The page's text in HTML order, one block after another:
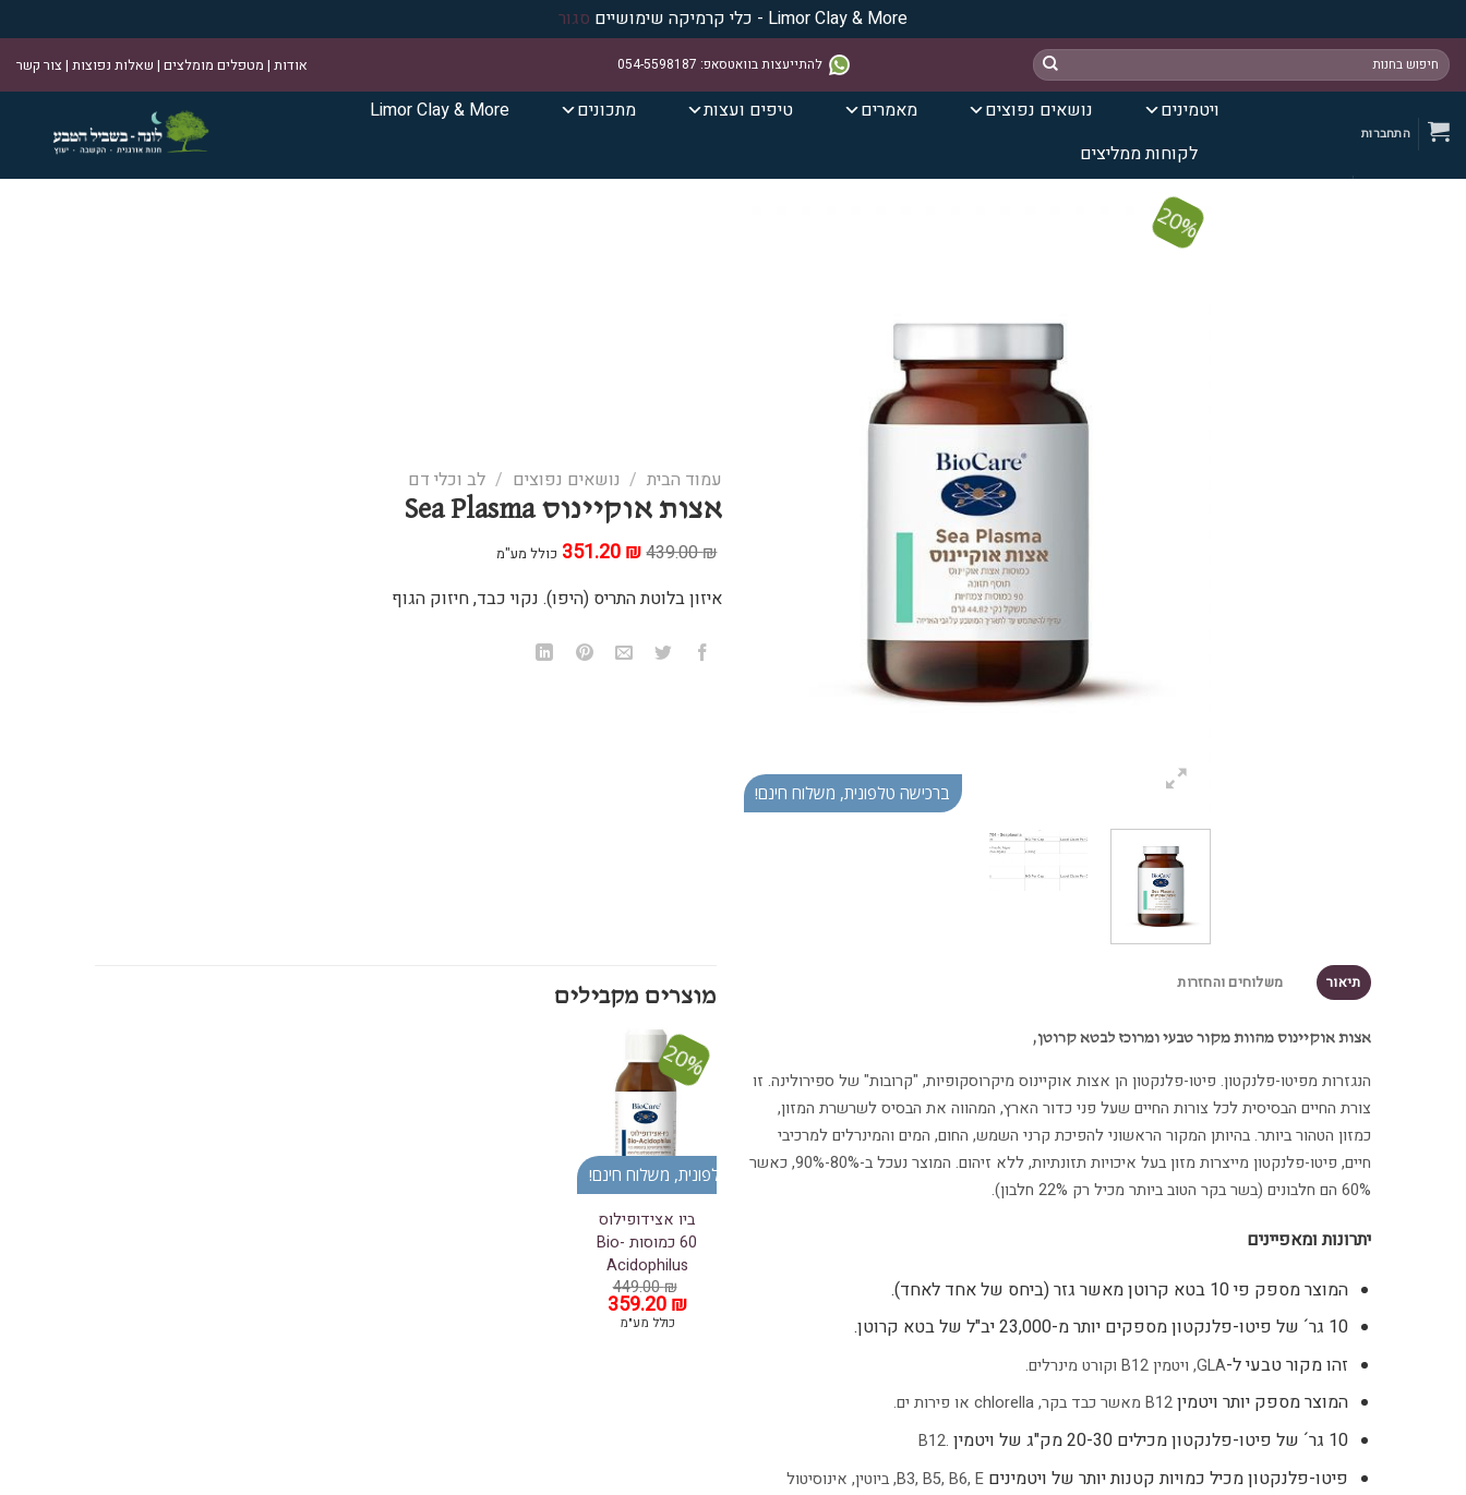
Limor Clay & More - כלי קרמיקה שימושיים
סגור
Skip
חיפוש
עבור:
להתייעצות בוואטסאפ:
054-5598187 אודות | מטפלים מומלצים | שאלות נפוצות | צור קשר
התחברות
ויטמינים נושאים נפוצים מאמרים טיפים ועצות מתכונים
Limor Clay & More
לקוחות ממליצים
20%
ברכישה טלפונית, משלוח חינם!
עמוד הבית / נושאים נפוצים / לב וכלי דם
אצות אוקיינוס Sea Plasma
439.00₪ המחיר
439.00 ₪.
351.20₪ המחיר
הוא:
351.20 ₪.
כולל מע"מ
איזון בלוטת התריס (היפו). נקוי כבד, חיזוק הגוף
תיאור משלוחים והחזרות
אצות אוקיינוס מהוות מקור טבעי ומרוכז לבטא קרוטן,
הנגזרות מפיטו-פלנקטון. פיטו-פלנקטון הן אצות אוקיינוס מיקרוסקופיות, "קרובות" של ספירולינה. זו
צורת החיים הבסיסית לכל צורות החיים שעל פני כדור הארץ, המהווה את הבסיס לשרשרת המזון,
כמזון הטהור ביותר. בהיותן המקור הראשוני להפיכת קרני השמש, החום, המים והמינרלים למרכיבי
חיים, פיטו-פלנקטון מייצרות מזון בעל איכויות תזונתיות, ללא זיהום. המוצר נעכל ב-80%-90%, כאשר
60% הם חלבונים (בשר בקר הטוב ביותר מכיל רק 22% חלבון).
יתרונות ומאפיינים
המוצר מספק פי 10 בטא קרוטן מאשר גזר (ביחס של אחד לאחד).
10 גר´ של פיטו-פלנקטון מספקים יותר מ-23,000 יב"ל של בטא קרוטן.
זהו מקור טבעי ל-GLA, ויטמיןB12וקורט מינרלים.
המוצר מספק יותר ויטמיןB12מאשר כבד בקר,chlorellaאו פירות ים.
10 גר´ של פיטו-פלנקטון מכילים 20-30 מק"ג של ויטמין B12.
פיטו-פלנקטון מכיל כמויות קטנות יותר של ויטמינים B3, B5, B6, E, ביוטין, אינוסיטול
20%
ברכישה טלפונית, משלוח חינם!
WISHLIST
ביו אצידופילוס
60 כמוסות Bio-
Acidophilus
449.00₪
המחיר
המקורי
היה:
359.20₪
כולל מע"מ